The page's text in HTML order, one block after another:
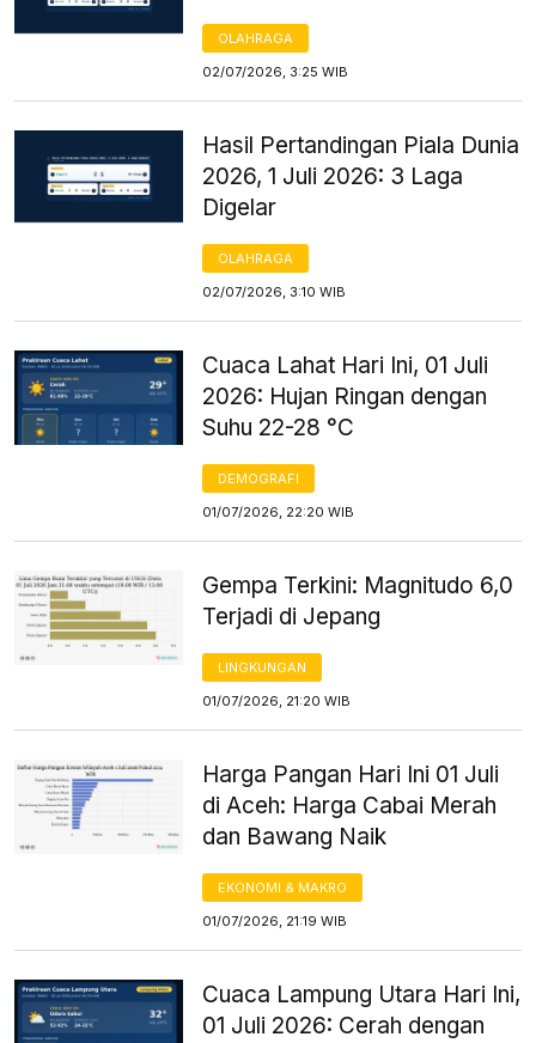
OLAHRAGA
02/07/2026, 3:25 WIB
Hasil Pertandingan Piala Dunia
2026, 1 Juli 2026: 3 Laga
Digelar
OLAHRAGA
02/07/2026, 3:10 WIB
Cuaca Lahat Hari Ini, 01 Juli
2026: Hujan Ringan dengan
Suhu 22-28 °C
DEMOGRAFI
01/07/2026, 22:20 WIB
Gempa Terkini: Magnitudo 6,0
Terjadi di Jepang
LINGKUNGAN
01/07/2026, 21:20 WIB
Harga Pangan Hari Ini 01 Juli
di Aceh: Harga Cabai Merah
dan Bawang Naik
EKONOMI & MAKRO
01/07/2026, 21:19 WIB
Cuaca Lampung Utara Hari Ini,
01 Juli 2026: Cerah dengan